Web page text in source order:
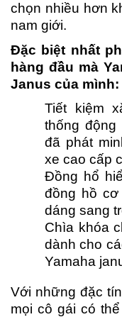
chọn nhiều hơn
nam giới.
Đặc biệt nhất
hàng đầu mà
Janus của mình:
Tiết kiệm
thống
đã phát
xe cao cấp
Đồng hổ
đồng hồ
dáng sang
Chìa khóa
dành cho
Yamaha
Với những đặc
mọi cô gái có